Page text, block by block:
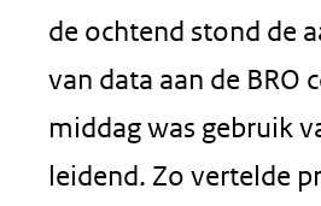
de ochtend stond de
van data aan de BRO
middag was gebruik
leidend. Zo vertelde